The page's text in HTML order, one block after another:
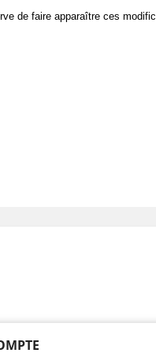
de faire apparaître ces